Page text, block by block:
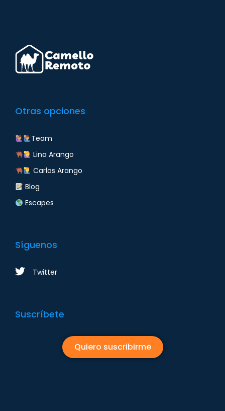
Otras opciones
Team
Lina Arango
Carlos Arango
Blog
Escapes
Síguenos
Twitter
Suscríbete
Quiero suscribirme